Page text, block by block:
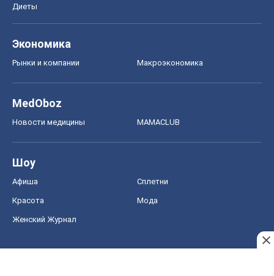
Диеты
Экономика
Рынки и компании Mакроэкономика
MedOboz
Новости медицины MAMACLUB
Шоу
Афиша Сплетни
Красота Мода
Женский Журнал